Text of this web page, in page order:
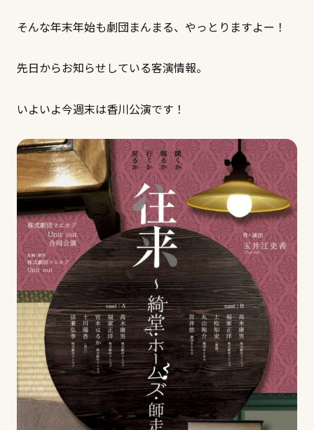
そんな年末年始も劇団まんまる、やっとりますよー！
先日からお知らせしている客演情報。
いよいよ今週末は香川公演です！